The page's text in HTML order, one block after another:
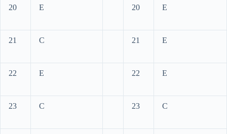
20 E 20 E
21 C 21 E
22 E 22 E
23 C 23 C